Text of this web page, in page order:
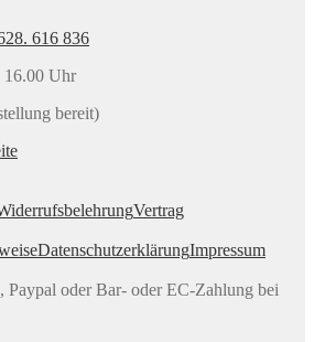
616 836
16.00 Uhr
bereit)
Vertrag
DatenschutzerklärungImpressum
Paypal oder Bar- oder EC-Zahlung bei